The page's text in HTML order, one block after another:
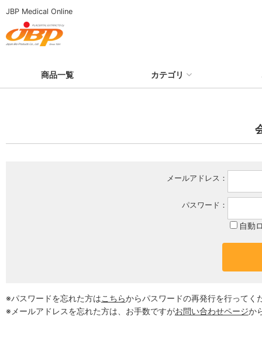
JBP Medical Online
商品一覧 カテゴリ
メールアドレス：
パスワード：
自動
※パスワードを忘れた方はこちらからパスワードの再発行を行ってく
※メールアドレスを忘れた方は、お手数ですがお問い合わせページか